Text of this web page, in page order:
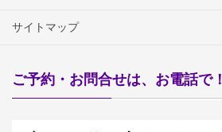
サイトマップ
ご予約・お問合せは、お電話で！